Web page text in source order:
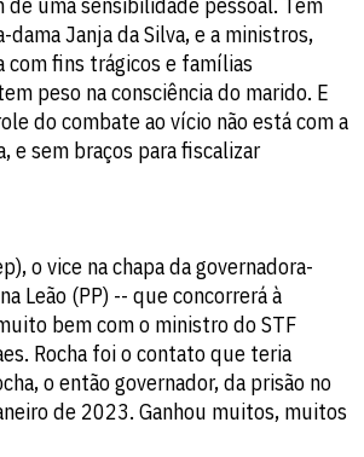
de uma sensibilidade pessoal. Têm
dama Janja da Silva, e a ministros,
com fins trágicos e famílias
peso na consciência do marido. E
do combate ao vício não está com a
e sem braços para fiscalizar
o vice na chapa da governadora-
Leão (PP) -- que concorrerá à
bem com o ministro do STF
Rocha foi o contato que teria
o então governador, da prisão no
de 2023. Ganhou muitos, muitos